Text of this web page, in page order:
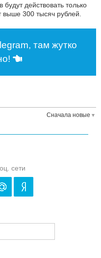
действовать только
300 тысяч рублей.
там жутко
Сначала новые
сети